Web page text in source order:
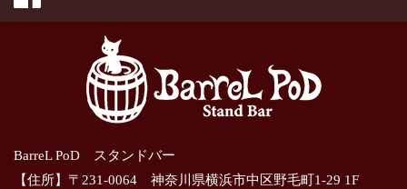
BarreL PoD スタンドバー
【住所】〒231-0064 神奈川県横浜市中区野毛町1-29 1F